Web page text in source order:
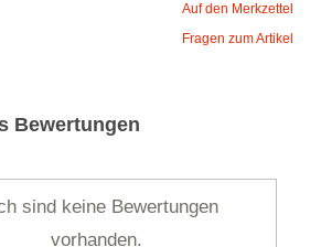
Auf den Merkzettel
Fragen zum Artikel
Bewertungen
sind keine Bewertungen
vorhanden.